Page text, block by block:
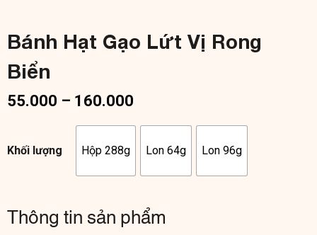
Bánh Hạt Gạo Lứt Vị Rong
Biển
55.000 – 160.000
Khối lượng Hộp 288g Lon 64g Lon 96g
Thông tin sản phẩm